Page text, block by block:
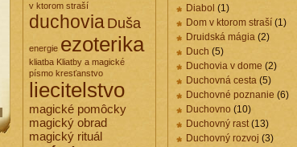
v ktorom straší
duchoviaDuša
energie ezoterika
kliatba Kliatby a magické
písmo kresťanstvo
liecitelstvo
magické pomôcky
magický obrad
magický rituál
Diabol (1)
Dom v ktorom straší (1)
Druidská mágia (2)
Duch (5)
Duchovia v dome (2)
Duchovná cesta (5)
Duchovné poznanie (6)
Duchovno (10)
Duchovný rast(13)
Duchovný rozvoj (3)